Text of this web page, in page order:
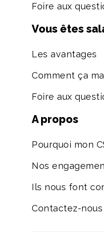
Foire aux
Vous êtes
Les avantages
Comment ça
Foire aux
A propos
Pourquoi mon
Nos
Ils nous font
Contactez-nous